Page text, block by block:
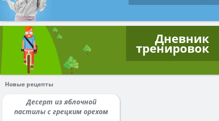
Дневник
тренировок
Новые рецепты
Десерт из яблочной
пастилы с грецким орехом